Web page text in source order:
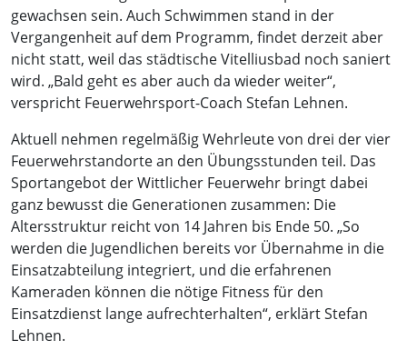
gewachsen sein. Auch Schwimmen stand in der
Vergangenheit auf dem Programm, findet derzeit aber
nicht statt, weil das städtische Vitelliusbad noch saniert
wird. „Bald geht es aber auch da wieder weiter“,
verspricht Feuerwehrsport-Coach Stefan Lehnen.
Aktuell nehmen regelmäßig Wehrleute von drei der vier
Feuerwehrstandorte an den Übungsstunden teil. Das
Sportangebot der Wittlicher Feuerwehr bringt dabei
ganz bewusst die Generationen zusammen: Die
Altersstruktur reicht von 14 Jahren bis Ende 50. „So
werden die Jugendlichen bereits vor Übernahme in die
Einsatzabteilung integriert, und die erfahrenen
Kameraden können die nötige Fitness für den
Einsatzdienst lange aufrechterhalten“, erklärt Stefan
Lehnen.